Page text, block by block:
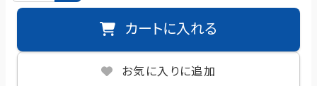
カートに入れる
お気に入りに追加